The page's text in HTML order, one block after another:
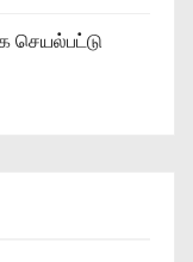
செயல்பட்டு